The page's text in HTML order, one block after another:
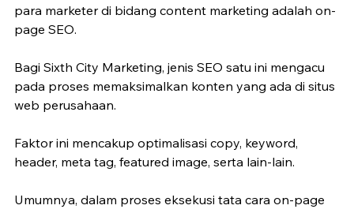
para marketer di bidang content marketing adalah on-
page SEO.
Bagi Sixth City Marketing, jenis SEO satu ini mengacu
pada proses memaksimalkan konten yang ada di situs
web perusahaan.
Faktor ini mencakup optimalisasi copy, keyword,
header, meta tag, featured image, serta lain-lain.
Umumnya, dalam proses eksekusi tata cara on-page